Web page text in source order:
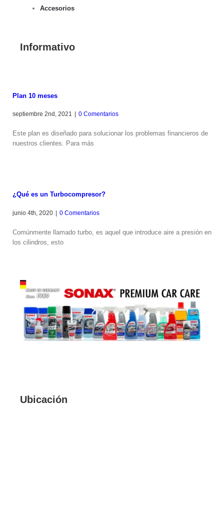
Accesorios
Informativo
Plan 10 meses
septiembre 2nd, 2021 0 Comentarios
Este plan es diseñado para solucionar los problemas financieros de
nuestros clientes. Para más
¿Qué es un Turbocompresor?
junio 4th, 2020 | 0 Comentarios
Comúnmente llamado turbo, es aquel que introduce aire a presión en
los cilindros, esto
Ubicación